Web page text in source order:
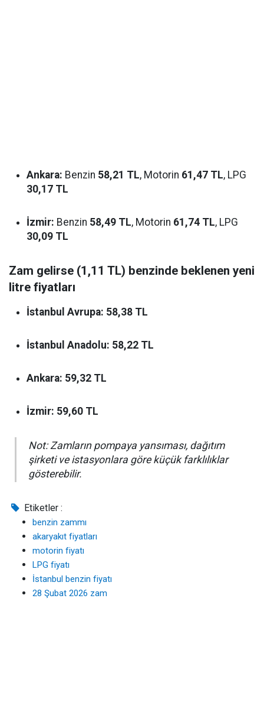
Ankara: Benzin 58,21 TL, Motorin 61,47 TL, LPG
30,17 TL
İzmir: Benzin 58,49 TL, Motorin 61,74 TL, LPG
30,09 TL
Zam gelirse (1,11 TL) benzinde beklenen yeni
litre fiyatları
İstanbul Avrupa: 58,38 TL
İstanbul Anadolu: 58,22 TL
Ankara: 59,32 TL
İzmir: 59,60 TL
Not: Zamların pompaya yansıması, dağıtım
şirketi ve istasyonlara göre küçük farklılıklar
gösterebilir.
Etiketler :
benzin zammı
akaryakıt fiyatları
motorin fiyatı
LPG fiyatı
İstanbul benzin fiyatı
28 Şubat 2026 zam